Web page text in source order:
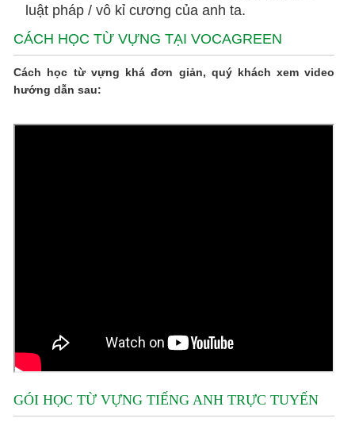
luật pháp / vô kỉ cương của anh ta.
CÁCH HỌC TỪ VỰNG TẠI VOCAGREEN
Cách học từ vựng khá đơn giản, quý khách xem video
hướng dẫn sau:
GÓI HỌC TỪ VỰNG TIẾNG ANH TRỰC TUYẾN